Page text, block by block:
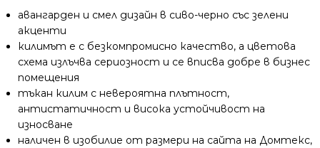
авангарден и смел дизайн в сиво-черно със зелени
акценти
килимът е с безкомпромисно качество, а цветова
схема излъчва сериозност и се вписва добре в бизнес
помещения
тъкан килим с невероятна плътност,
антистатичност и висока устойчивост на
износване
наличен в изобилие от размери на сайта на Домтекс,